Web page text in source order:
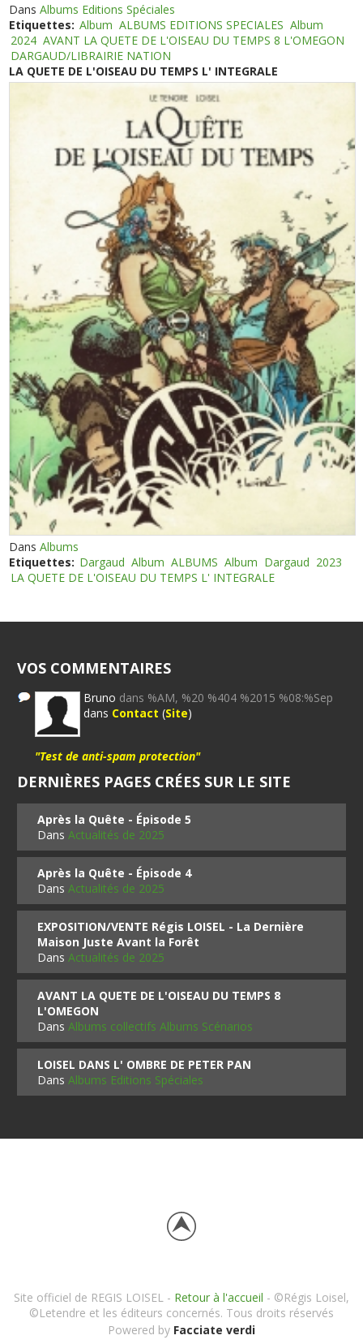
DansAlbums Editions Spéciales
Etiquettes: Album ALBUMS EDITIONS SPECIALES Album
2024 AVANT LA QUETE DE L'OISEAU DU TEMPS 8 L'OMEGON
DARGAUD/LIBRAIRIE NATION
LA QUETE DE L'OISEAU DU TEMPS L' INTEGRALE
DansAlbums
Etiquettes: Dargaud Album ALBUMS Album Dargaud 2023
LA QUETE DE L'OISEAU DU TEMPS L' INTEGRALE
VOS COMMENTAIRES
Bruno dans %AM, %20 %404 %2015 %08:%Sep
dans Contact (Site)
"Test de anti-spam protection"
DERNIÈRES PAGES CRÉES SUR LE SITE
Après la Quête - Épisode 5
DansActualités de 2025
Après la Quête - Épisode 4
DansActualités de 2025
EXPOSITION/VENTE Régis LOISEL - La Dernière
Maison Juste Avant la Forêt
DansActualités de 2025
AVANT LA QUETE DE L'OISEAU DU TEMPS 8
L'OMEGON
DansAlbums collectifs Albums Scénarios
LOISEL DANS L' OMBRE DE PETER PAN
DansAlbums Editions Spéciales
Site officiel de REGIS LOISEL - Retour à l'accueil - ©Régis Loisel,
©Letendre et les éditeurs concernés. Tous droits réservés
Powered by Facciate verdi